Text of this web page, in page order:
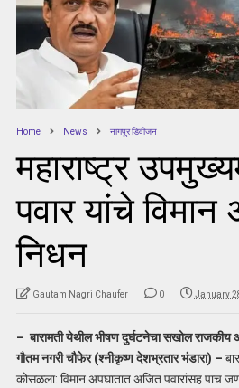
Home News नागपुर डिवीजन
महाराष्ट्र
पवार यांचे विमान
निधन
Gautam Nagri Chaufer 0 January
– बारामती येथील भीषण दुर्घटनेचा सखोल राजकीय
गौतम नगरी चौफेर (श्नीकृष्ण देशभ्रतार भंडारा) –
कोसळला: विमान अपघातात अजित पवारांसह पाच